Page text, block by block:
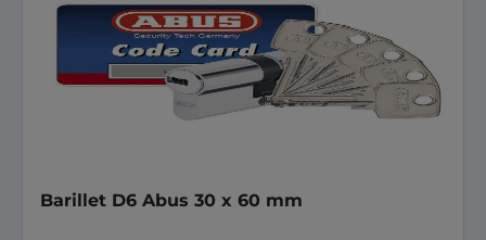
Barillet D6 Abus 30 x 60 mm